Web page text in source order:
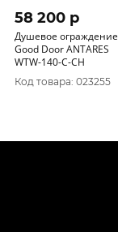
58 200 p
Душевое ограждение
Good Door ANTARES
WTW-140-C-CH
Код товара: 023255